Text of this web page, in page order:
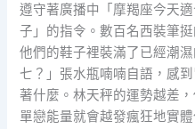
遵守著廣播中「摩羯座今天
子」的指令。數百名西裝筆
他們的鞋子裡裝滿了已經潮
七？」張水瓶喃喃自語，感
著什麼。林天秤的運勢越差
單戀能量就會越發瘋狂地實